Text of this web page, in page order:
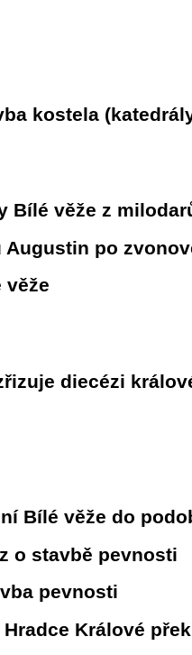
kostela
Bílé věže z
Augustin po
věže
diecézi
Bílé věže do
o stavbě pevnosti
pevnosti
Králové